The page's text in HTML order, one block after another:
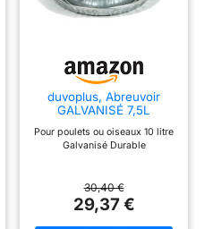
duvoplus, Abreuvoir
GALVANISÉ 7,5L
Oiseaux
Pour poulets ou oiseaux 10 litre
Galvanisé Durable
30,40 €
29,37 €